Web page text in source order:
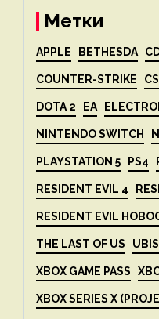
Метки
APPLE BETHESDA
COUNTER-STRIKE
DOTA 2 EA
NINTENDO SWITCH
PLAYSTATION 5 PS4
RESIDENT EVIL 4
RESIDENT EVIL
THE LAST OF US
XBOX GAME PASS
XBOX SERIES X